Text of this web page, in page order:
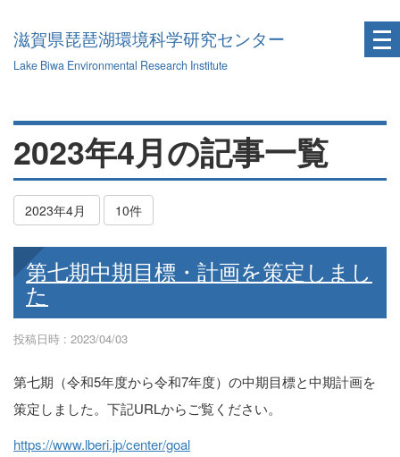
滋賀県琵琶湖環境科学研究センター
Lake Biwa Environmental Research Institute
2023年4月の記事一覧
2023年4月 10件
第七期中期目標・計画を策定しまし
た
投稿日時 : 2023/04/03
第七期（令和5年度から令和7年度）の中期目標と中期計画を
策定しました。下記URLからご覧ください。
https://www.lberi.jp/center/goal